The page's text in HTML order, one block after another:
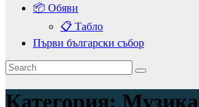
📦 Обяви
📋 Табло
Първи български събор
Категория: Музика